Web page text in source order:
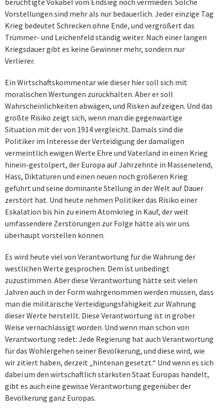
berüchtigte Vokabel vom Endsieg noch vermieden. Solche
Vorstellungen sind mehr als nur bedauerlich. Jeder einzige Tag
Krieg bedeutet Schrecken ohne Ende, und vergrößert das
Trümmer- und Leichenfeld ständig weiter. Nach einer langen
Kriegsdauer gibt es keine Gewinner mehr, sondern nur
Verlierer.
Ein Wirtschaftskommentar wie dieser hier soll sich mit
moralischen Wertungen zurückhalten. Aber er soll
Wahrscheinlichkeiten abwägen, und Risken aufzeigen. Und das
größte Risiko zeigt sich, wenn man die gegenwärtige
Situation mit der von 1914 vergleicht. Damals sind die
Politiker im Interesse der Verteidigung der damaligen
vermeintlich ewigen Werte Ehre und Vaterland in einen Krieg
hinein-gestolpert, der Europa auf Jahrzehnte in Massenelend,
Hass, Diktaturen und einen neuen noch größeren Krieg
geführt und seine dominante Stellung in der Welt auf Dauer
zerstört hat. Und heute nehmen Politiker das Risiko einer
Eskalation bis hin zu einem Atomkrieg in Kauf, der weit
umfassendere Zerstörungen zur Folge hätte als wir uns
überhaupt vorstellen können.
Es wird heute viel von Verantwortung für die Wahrung der
westlichen Werte gesprochen. Dem ist unbedingt
zuzustimmen. Aber diese Verantwortung hätte seit vielen
Jahren auch in der Form wahrgenommen werden müssen, dass
man die militärische Verteidigungsfähigkeit zur Wahrung
dieser Werte herstellt. Diese Verantwortung ist in grober
Weise vernachlässigt worden. Und wenn man schon von
Verantwortung redet: Jede Regierung hat auch Verantwortung
für das Wohlergehen seiner Bevölkerung, und diese wird, wie
wir zitiert haben, derzeit „hintenan gesetzt.“ Und wenn es sich
dabei um den wirtschaftlich stärksten Staat Europas handelt,
gibt es auch eine gewisse Verantwortung gegenüber der
Bevölkerung ganz Europas.